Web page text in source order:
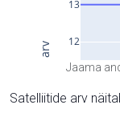
Jaama
Satelliitide arv